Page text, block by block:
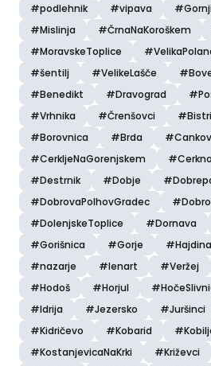
#podlehnik
#vipava
#Mislinja
#ČrnaNaKoroškem
#MoravskeToplice
#šentilj
#VelikeLašče
#Benedikt
#Dravograd
#Vrhnika
#Črenšovci
#Borovnica
#Brda
#CerkljeNaGorenjskem
#Cerkno
#Destrnik
#Dobje
#DobrovaPolhovGradec
#DolenjskeToplice
#Dornava
#Gorišnica
#Gorje #Hajdina
#nazarje
#lenart #Veržej
#Hodoš
#Horjul
#Idrija
#Jezersko #Juršinci
#Kidričevo
#Kobarid
#KostanjevicaNaKrki
#Križevci